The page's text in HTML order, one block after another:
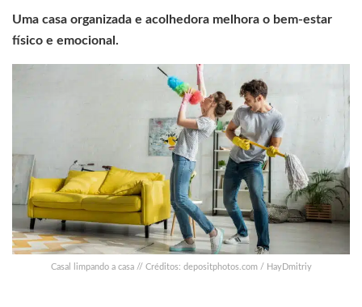
Uma casa organizada e acolhedora melhora o bem-estar
físico e emocional.
Casal limpando a casa // Créditos: depositphotos.com / HayDmitriy